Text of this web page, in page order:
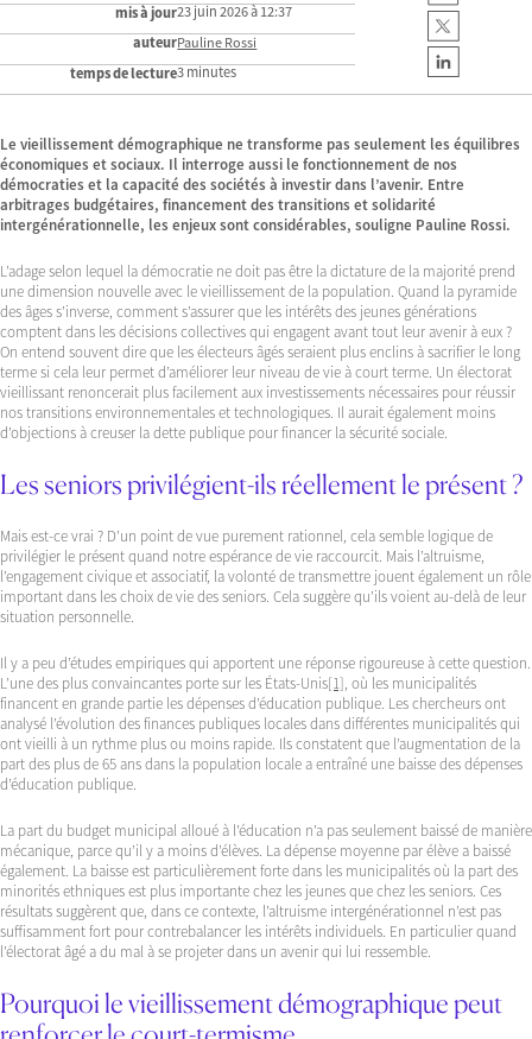
mis à jour23 juin 2026 à 12:37
auteurPauline Rossi
temps de lecture3 minutes
Le vieillissement démographique ne transforme pas seulement les équilibres
économiques et sociaux. Il interroge aussi le fonctionnement de nos
démocraties et la capacité des sociétés à investir dans l’avenir. Entre
arbitrages budgétaires, financement des transitions et solidarité
intergénérationnelle, les enjeux sont considérables, souligne Pauline Rossi.
L’adage selon lequel la démocratie ne doit pas être la dictature de la majorité prend
une dimension nouvelle avec le vieillissement de la population. Quand la pyramide
des âges s’inverse, comment s’assurer que les intérêts des jeunes générations
comptent dans les décisions collectives qui engagent avant tout leur avenir à eux ?
On entend souvent dire que les électeurs âgés seraient plus enclins à sacrifier le long
terme si cela leur permet d’améliorer leur niveau de vie à court terme. Un électorat
vieillissant renoncerait plus facilement aux investissements nécessaires pour réussir
nos transitions environnementales et technologiques. Il aurait également moins
d’objections à creuser la dette publique pour financer la sécurité sociale.
Les seniors privilégient-ils réellement le présent ?
Mais est-ce vrai ? D’un point de vue purement rationnel, cela semble logique de
privilégier le présent quand notre espérance de vie raccourcit. Mais l’altruisme,
l’engagement civique et associatif, la volonté de transmettre jouent également un rôle
important dans les choix de vie des seniors. Cela suggère qu’ils voient au-delà de leur
situation personnelle.
Il y a peu d’études empiriques qui apportent une réponse rigoureuse à cette question.
L’une des plus convaincantes porte sur les États-Unis[1], où les municipalités
financent en grande partie les dépenses d’éducation publique. Les chercheurs ont
analysé l’évolution des finances publiques locales dans différentes municipalités qui
ont vieilli à un rythme plus ou moins rapide. Ils constatent que l’augmentation de la
part des plus de 65 ans dans la population locale a entraîné une baisse des dépenses
d’éducation publique.
La part du budget municipal alloué à l’éducation n’a pas seulement baissé de manière
mécanique, parce qu’il y a moins d’élèves. La dépense moyenne par élève a baissé
également. La baisse est particulièrement forte dans les municipalités où la part des
minorités ethniques est plus importante chez les jeunes que chez les seniors. Ces
résultats suggèrent que, dans ce contexte, l’altruisme intergénérationnel n’est pas
suffisamment fort pour contrebalancer les intérêts individuels. En particulier quand
l’électorat âgé a du mal à se projeter dans un avenir qui lui ressemble.
Pourquoi le vieillissement démographique peut